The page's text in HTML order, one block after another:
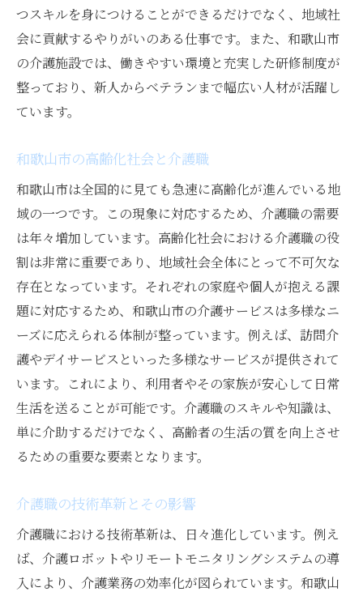
つスキルを身につけることができるだけでなく、地域社
会に貢献するやりがいのある仕事です。また、和歌山市
の介護施設では、働きやすい環境と充実した研修制度が
整っており、新人からベテランまで幅広い人材が活躍し
ています。
和歌山市の高齢化社会と介護職
和歌山市は全国的に見ても急速に高齢化が進んでいる地
域の一つです。この現象に対応するため、介護職の需要
は年々増加しています。高齢化社会における介護職の役
割は非常に重要であり、地域社会全体にとって不可欠な
存在となっています。それぞれの家庭や個人が抱える課
題に対応するため、和歌山市の介護サービスは多様なニ
ーズに応えられる体制が整っています。例えば、訪問介
護やデイサービスといった多様なサービスが提供されて
います。これにより、利用者やその家族が安心して日常
生活を送ることが可能です。介護職のスキルや知識は、
単に介助するだけでなく、高齢者の生活の質を向上させ
るための重要な要素となります。
介護職の技術革新とその影響
介護職における技術革新は、日々進化しています。例え
ば、介護ロボットやリモートモニタリングシステムの導
入により、介護業務の効率化が図られています。和歌山